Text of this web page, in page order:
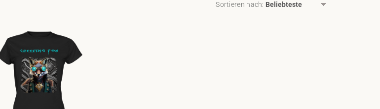
Sortieren nach: